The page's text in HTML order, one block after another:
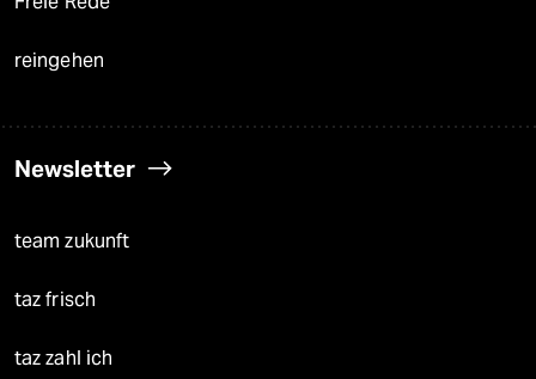
reingehen
Newsletter
team zukunft
taz frisch
taz zahl ich